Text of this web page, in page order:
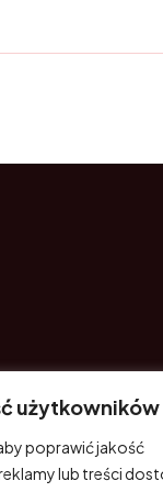
użytkowników
poprawić jakość
lub treści